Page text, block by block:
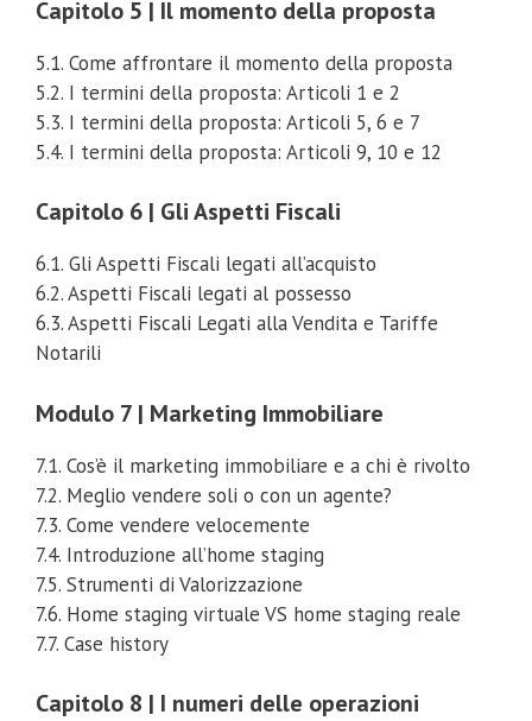
Capitolo 5 | Il momento della proposta
5.1. Come affrontare il momento della proposta
5.2. I termini della proposta: Articoli 1 e 2
5.3. I termini della proposta: Articoli 5, 6 e 7
5.4. I termini della proposta: Articoli 9, 10 e 12
Capitolo 6 | Gli Aspetti Fiscali
6.1. Gli Aspetti Fiscali legati all’acquisto
6.2. Aspetti Fiscali legati al possesso
6.3. Aspetti Fiscali Legati alla Vendita e Tariffe
Notarili
Modulo 7 | Marketing Immobiliare
7.1. Cos’è il marketing immobiliare e a chi è rivolto
7.2. Meglio vendere soli o con un agente?
7.3. Come vendere velocemente
7.4. Introduzione all’home staging
7.5. Strumenti di Valorizzazione
7.6. Home staging virtuale VS home staging reale
7.7. Case history
Capitolo 8 | I numeri delle operazioni